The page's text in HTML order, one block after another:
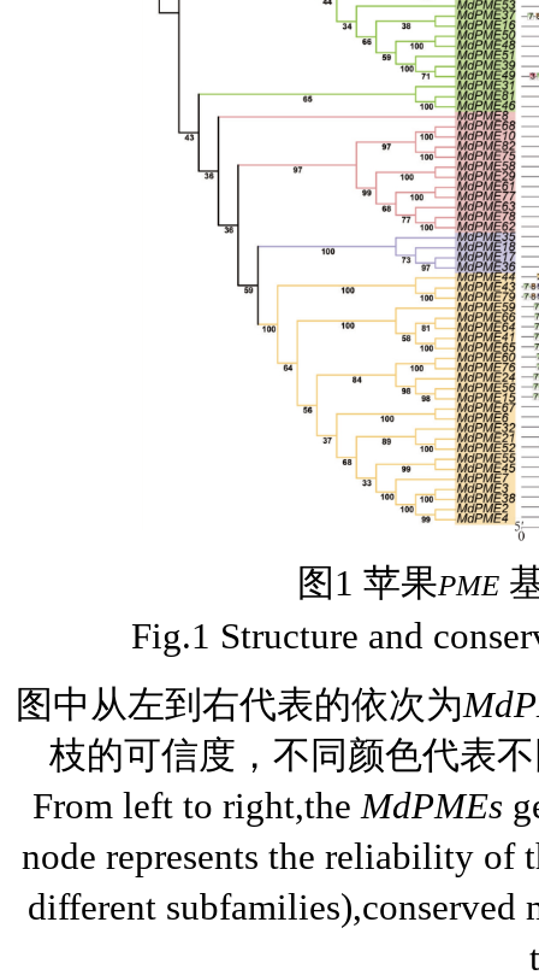
图1 苹果PME
Fig.1 Structure and
图中从左到右代表的依次为
枝的可信度，不同颜色代表
From left to right,the MdPMEs
node represents the reliability of
different subfamilies),conserved